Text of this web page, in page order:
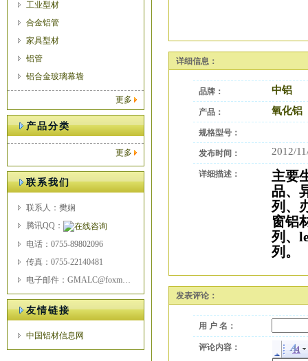
工业型材
合金铝管
家具型材
铝管
铝合金玻璃幕墙
更多
产品分类
更多
联系我们
联系人：樊娴
腾讯QQ：
电话：0755-89802096
传真：0755-22140481
电子邮件：GMALC@foxmail.com
友情链接
中国铝材信息网
详细信息：
品牌： 中铝
产品： 氧化铝
规格型号：
发布时间： 2012/
详细描述：
主要
品、
列、
窗铝
列、
列。
发表评论：
用 户 名：
评论内容：